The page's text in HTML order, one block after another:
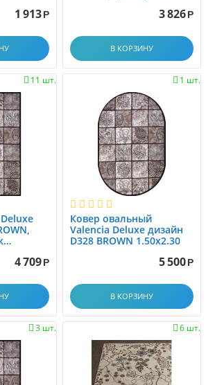
1 913 Р 3 826 Р
В КОРЗИНУ
11 шт.

4 709 Р
1 шт.

Ковер овальный
Valencia Deluxe дизайн
D328 BROWN 1.50x2.30
5 500 Р
В КОРЗИНУ
3 шт.
 6 шт.
